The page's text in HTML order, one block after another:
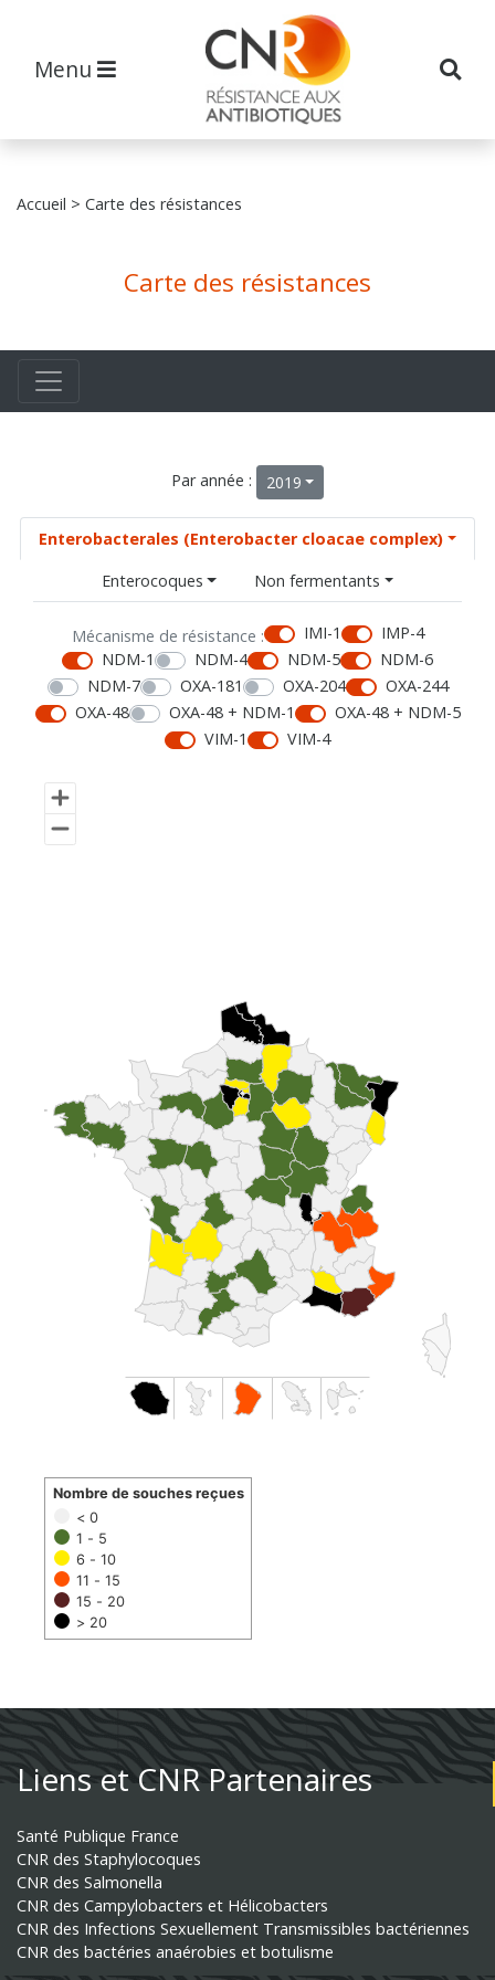
Menu
Accueil > Carte des résistances
Carte des résistances
Par année : 2019
Enterobacterales (Enterobacter cloacae complex)
Enterocoques
Non fermentants
Mécanisme de résistance : IMI-1
IMP-4
NDM-1
NDM-4 NDM-5
NDM-6
NDM-7
OXA-181 OXA-204
OXA-244
OXA-48
OXA-48 + NDM-1
OXA-48 + NDM-5
VIM-1
VIM-4
< 0
1 - 5
6 - 10
11 - 15
15 - 20
> 20
Nombre de souches reçues
Liens et CNR Partenaires
Santé Publique France
CNR des Staphylocoques
CNR des Salmonella
CNR des Campylobacters et Hélicobacters
CNR des Infections Sexuellement Transmissibles bactériennes
CNR des bactéries anaérobies et botulisme